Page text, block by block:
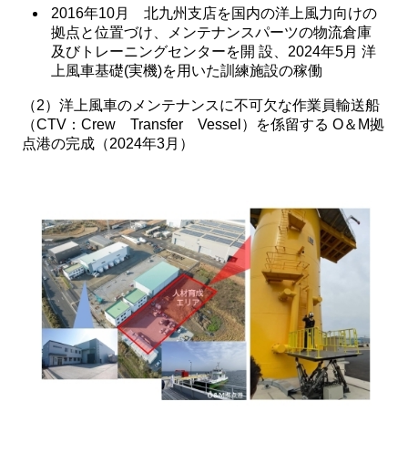
2016年10月 北九州支店を国内の洋上風力向けの
拠点と位置づけ、メンテナンスパーツの物流倉庫
及びトレーニングセンターを開 設、2024年5月 洋
上風車基礎(実機)を用いた訓練施設の稼働
（2）洋上風車のメンテナンスに不可欠な作業員輸送船
（CTV：Crew Transfer Vessel）を係留する O＆M拠
点港の完成（2024年3月）